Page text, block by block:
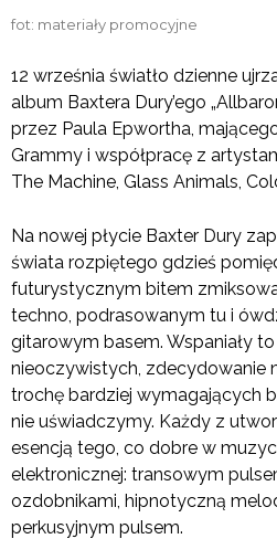
fot: materiały promocyjne
12 września światło dzienne
album Baxtera Dury’ego
przez Paula Epwortha,
Grammy i współpracę z
The Machine, Glass Animals,
Na nowej płycie Baxter Dury
świata rozpiętego gdzieś
futurystycznym bitem
techno, podrasowanym tu i
gitarowym basem. Wspaniały
nieoczywistych, zdecydowanie
trochę bardziej wymagających
nie uświadczymy. Każdy z
esencją tego, co dobre w
elektronicznej: transowym
ozdobnikami, hipnotyczną
perkusyjnym pulsem.